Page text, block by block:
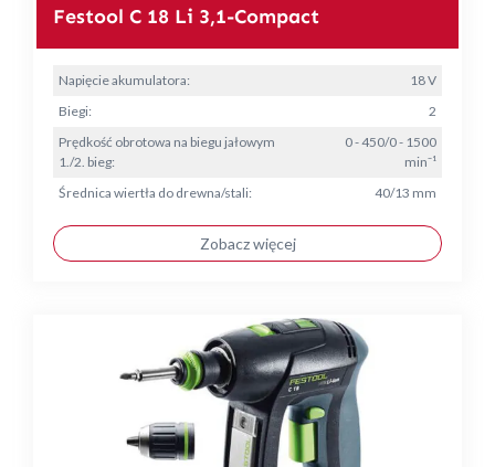
Festool C 18 Li 3,1-Compact
Napięcie akumulatora:
18 V
Biegi:
2
Prędkość obrotowa na biegu jałowym
1./2. bieg:
0 - 450/0 - 1500
min⁻¹
Średnica wiertła do drewna/stali:
40/13 mm
Zobacz więcej